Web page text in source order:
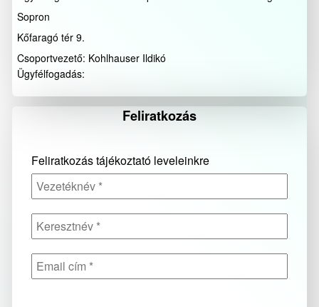
Sopron
Kőfaragó tér 9.
Csoportvezető: Kohlhauser Ildikó
Ügyfélfogadás:
Feliratkozás
Feliratkozás tájékoztató leveleinkre